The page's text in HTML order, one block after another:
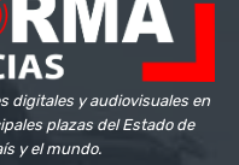
digitales y audiovisuales en
plazas del Estado de
y el mundo.